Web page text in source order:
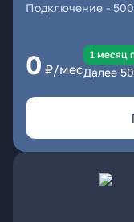
Подключение -
0 ₽/мес
1 месяц
Далее